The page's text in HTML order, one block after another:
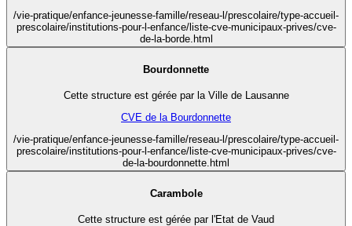
/vie-pratique/enfance-jeunesse-famille/reseau-l/prescolaire/type-accueil-
prescolaire/institutions-pour-l-enfance/liste-cve-municipaux-prives/cve-
de-la-borde.html
Bourdonnette
Cette structure est gérée par la Ville de Lausanne
CVE de la Bourdonnette
/vie-pratique/enfance-jeunesse-famille/reseau-l/prescolaire/type-accueil-
prescolaire/institutions-pour-l-enfance/liste-cve-municipaux-prives/cve-
de-la-bourdonnette.html
Carambole
Cette structure est gérée par l'Etat de Vaud